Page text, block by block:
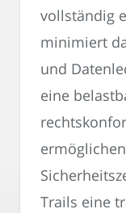
vollständig
minimiert
und
eine
Trails eine